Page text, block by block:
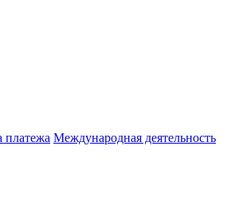
платежа Международная деятельность